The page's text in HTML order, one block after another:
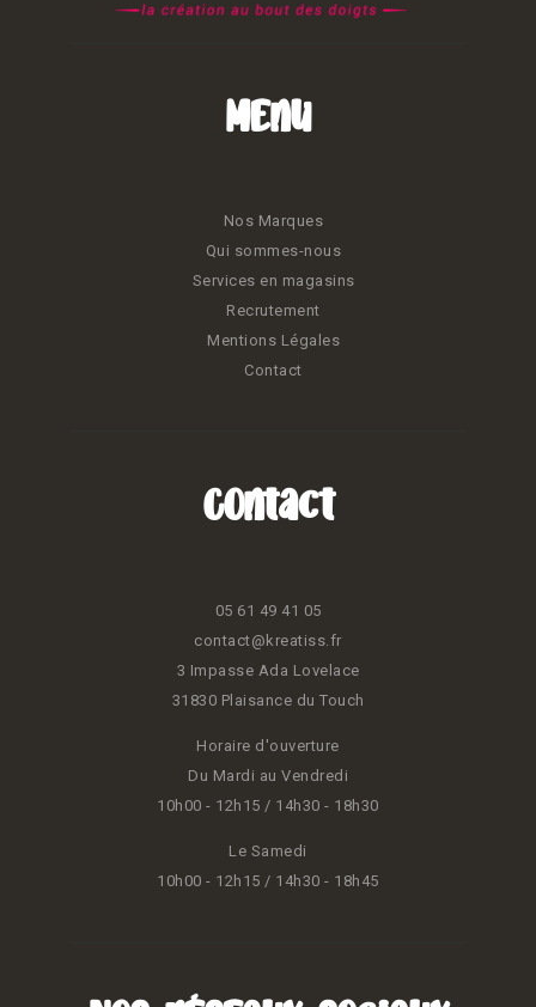
Menu
Nos Marques
Qui sommes-nous
Services en magasins
Recrutement
Mentions Légales
Contact
Contact
05 61 49 41 05
contact@kreatiss.fr
3 Impasse Ada Lovelace
31830 Plaisance du Touch
Horaire d'ouverture
Du Mardi au Vendredi
10h00 - 12h15 / 14h30 - 18h30
Le Samedi
10h00 - 12h15 / 14h30 - 18h45